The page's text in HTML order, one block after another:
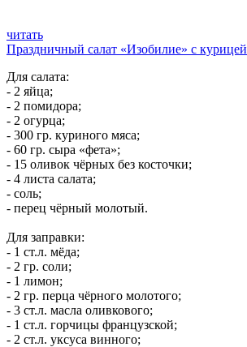
читать
Праздничный салат «Изобилие» с курицей
Для салата:
- 2 яйца;
- 2 помидора;
- 2 огурца;
- 300 гр. куриного мяса;
- 60 гр. сыра «фета»;
- 15 оливок чёрных без косточки;
- 4 листа салата;
- соль;
- перец чёрный молотый.
Для заправки:
- 1 ст.л. мёда;
- 2 гр. соли;
- 1 лимон;
- 2 гр. перца чёрного молотого;
- 3 ст.л. масла оливкового;
- 1 ст.л. горчицы французской;
- 2 ст.л. уксуса винного;